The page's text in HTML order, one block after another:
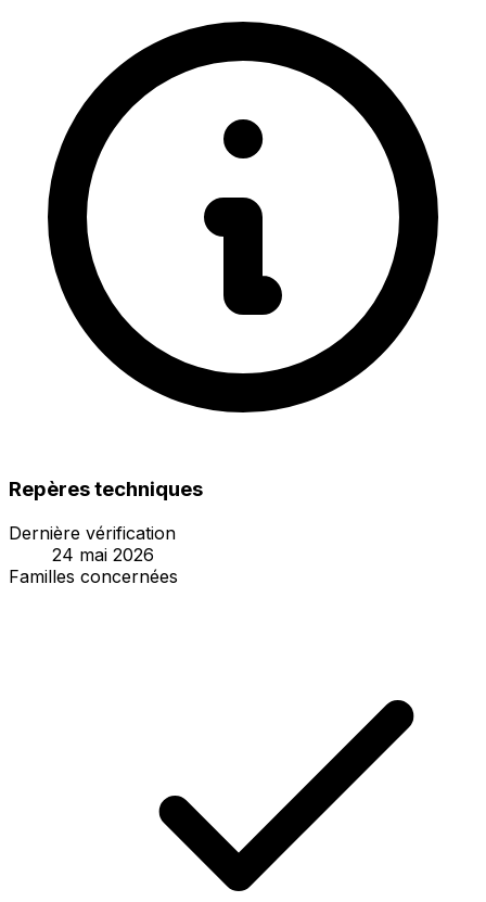
Repères techniques
Dernière vérification
24 mai 2026
Familles concernées